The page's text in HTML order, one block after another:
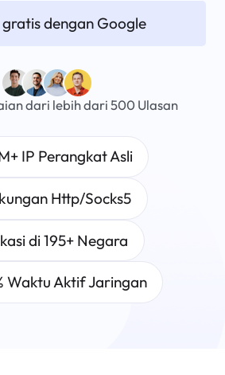
dengan Google
dari lebih dari 500 Ulasan
IP Perangkat Asli
Http/Socks5
di 195+ Negara
Waktu Aktif Jaringan